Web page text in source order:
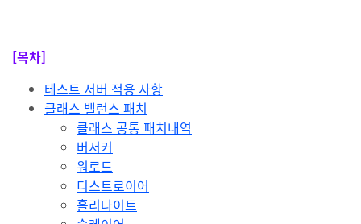
[목차]
테스트 서버 적용 사항
클래스 밸런스 패치
클래스 공통 패치내역
버서커
워로드
디스트로이어
홀리나이트